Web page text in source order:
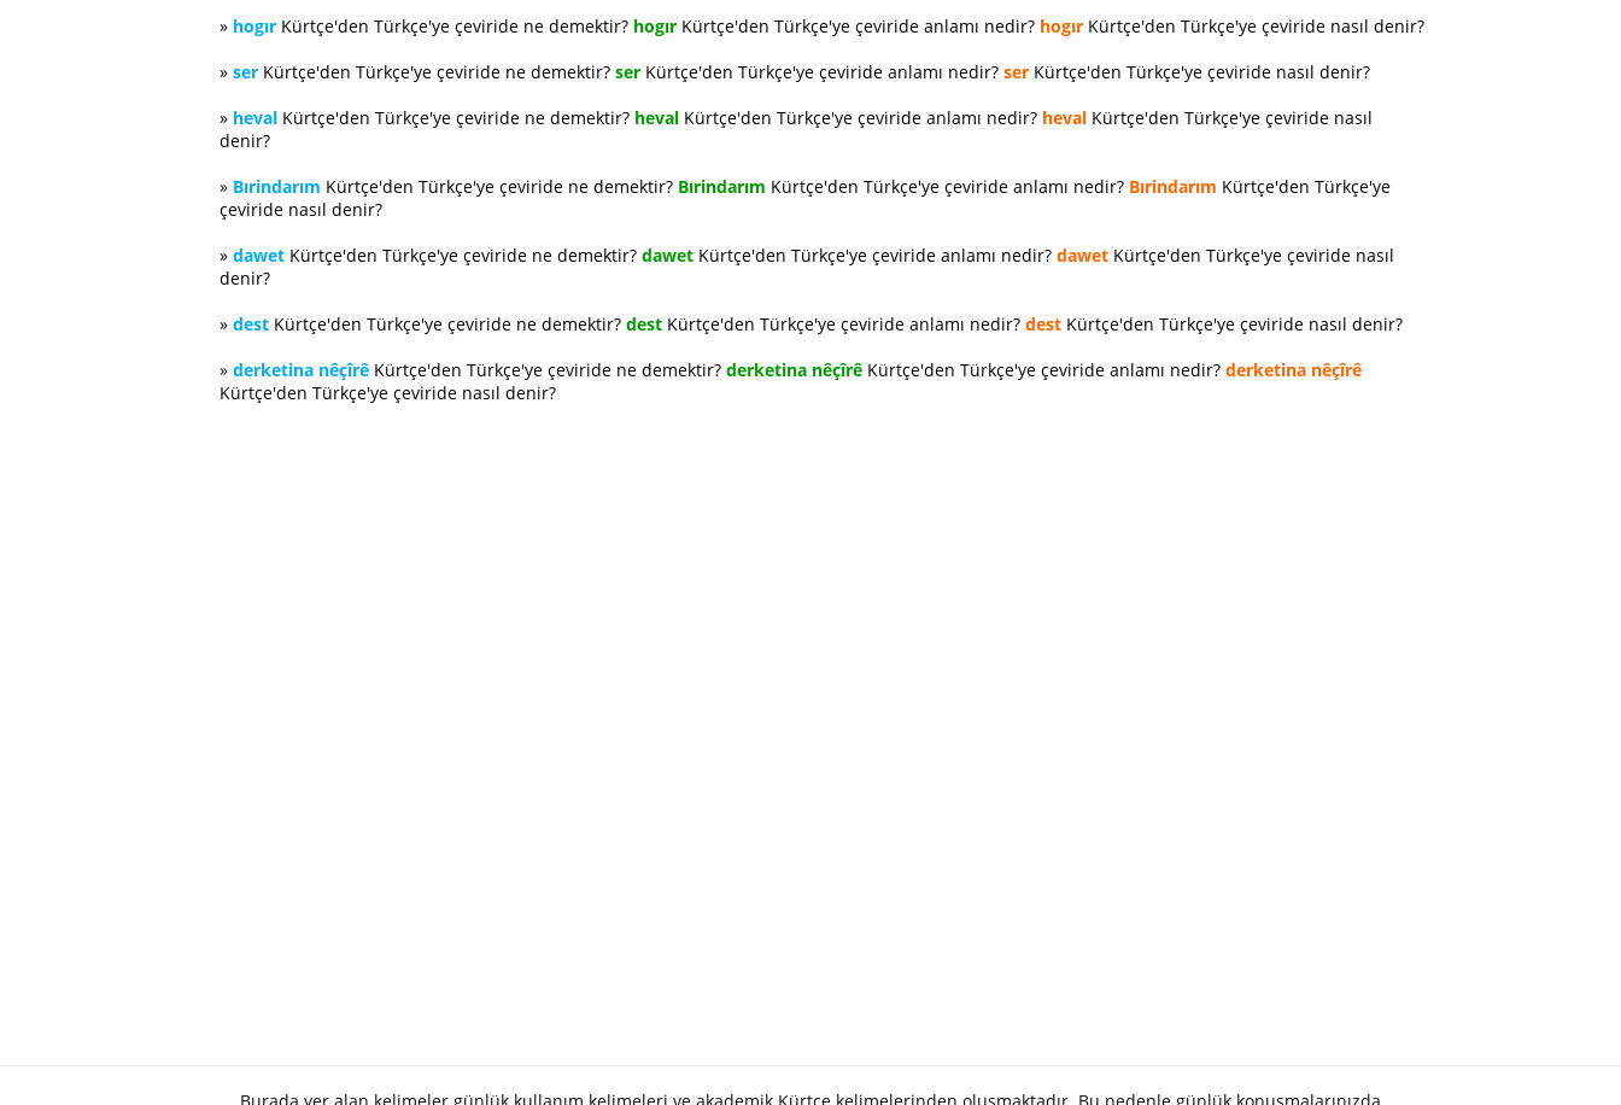
» hogır Kürtçe'den Türkçe'ye çeviride ne demektir? hogır Kürtçe'den Türkçe'ye çeviride anlamı nedir? hogır Kürtçe'den Türkçe'ye çeviride nasıl denir?
» ser Kürtçe'den Türkçe'ye çeviride ne demektir? ser Kürtçe'den Türkçe'ye çeviride anlamı nedir? ser Kürtçe'den Türkçe'ye çeviride nasıl denir?
» heval Kürtçe'den Türkçe'ye çeviride ne demektir? heval Kürtçe'den Türkçe'ye çeviride anlamı nedir? heval Kürtçe'den Türkçe'ye çeviride nasıl
denir?
» Bırindarım Kürtçe'den Türkçe'ye çeviride ne demektir? Bırindarım Kürtçe'den Türkçe'ye çeviride anlamı nedir? Bırindarım Kürtçe'den Türkçe'ye
çeviride nasıl denir?
» dawet Kürtçe'den Türkçe'ye çeviride ne demektir? dawet Kürtçe'den Türkçe'ye çeviride anlamı nedir? dawet Kürtçe'den Türkçe'ye çeviride nasıl
denir?
» dest Kürtçe'den Türkçe'ye çeviride ne demektir? dest Kürtçe'den Türkçe'ye çeviride anlamı nedir? dest Kürtçe'den Türkçe'ye çeviride nasıl denir?
» derketina nêçîrê Kürtçe'den Türkçe'ye çeviride ne demektir? derketina nêçîrê Kürtçe'den Türkçe'ye çeviride anlamı nedir? derketina nêçîrê
Kürtçe'den Türkçe'ye çeviride nasıl denir?